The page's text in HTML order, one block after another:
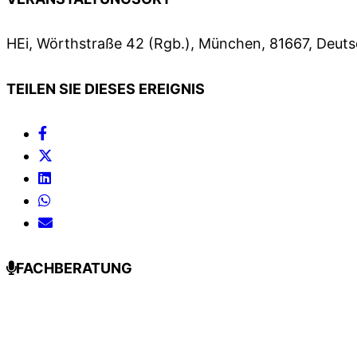
HEi, Wörthstraße 42 (Rgb.), München, 81667,
TEILEN SIE DIESES EREIGNIS
FACHBERATUNG